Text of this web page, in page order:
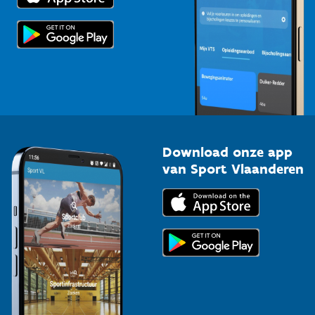
Topsporters
Download onze app
van Sport Vlaanderen